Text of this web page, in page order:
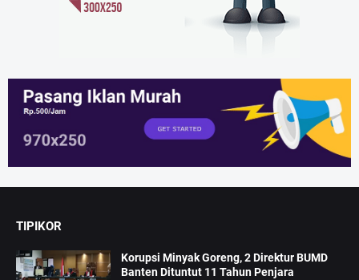
TIPIKOR
Korupsi Minyak Goreng, 2 Direktur BUMD
Banten Dituntut 11 Tahun Penjara